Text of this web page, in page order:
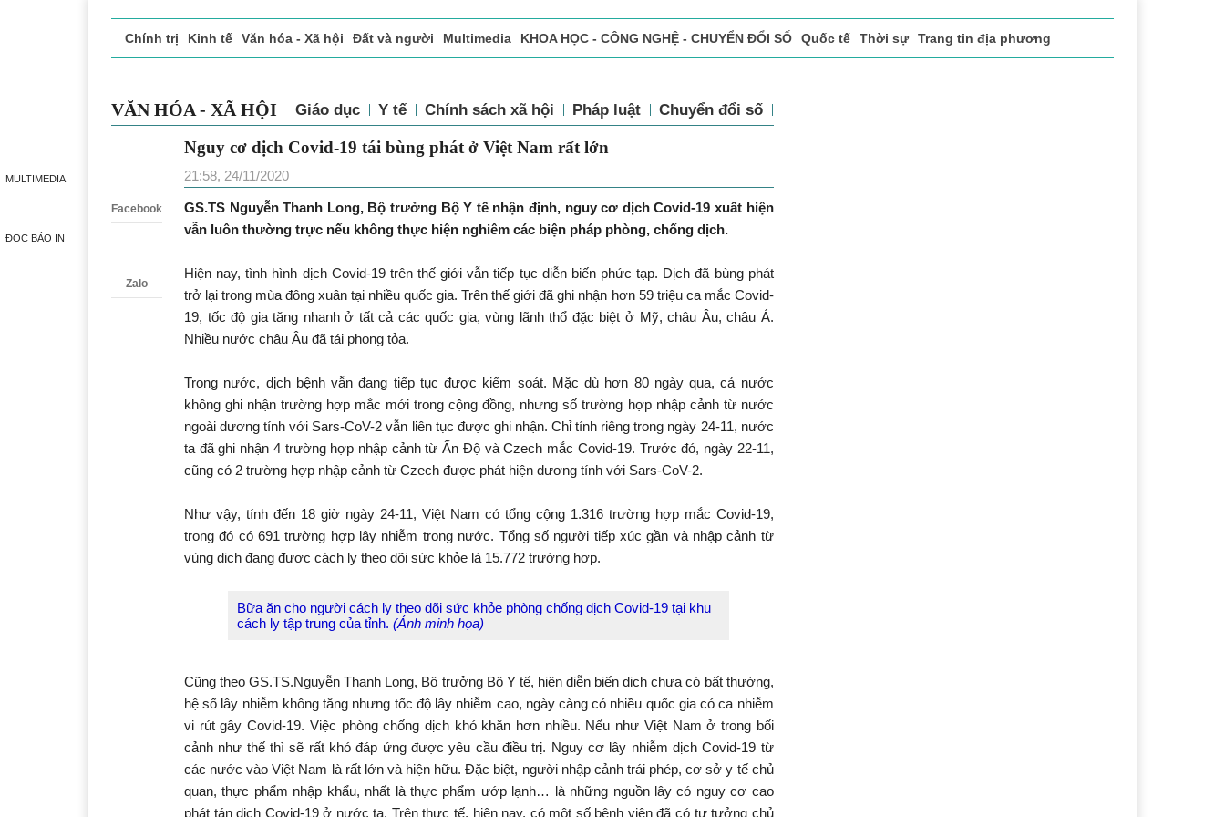
MULTIMEDIA
ĐỌC BÁO IN
Chính trị Kinh tế Văn hóa - Xã hội Đất và người Multimedia KHOA HỌC - CÔNG NGHỆ - CHUYỂN ĐỔI SỐ Quốc tế Thời sự Trang tin địa phương
VĂN HÓA - XÃ HỘI Giáo dục Y tế Chính sách xã hội Pháp luật Chuyển đổi số
Facebook
Zalo
Nguy cơ dịch Covid-19 tái bùng phát ở Việt Nam rất lớn
21:58, 24/11/2020
GS.TS Nguyễn Thanh Long, Bộ trưởng Bộ Y tế nhận định, nguy cơ dịch Covid-19 xuất hiện
vẫn luôn thường trực nếu không thực hiện nghiêm các biện pháp phòng, chống dịch.
Hiện nay, tình hình dịch Covid-19 trên thế giới vẫn tiếp tục diễn biến phức tạp. Dịch đã bùng phát
trở lại trong mùa đông xuân tại nhiều quốc gia. Trên thế giới đã ghi nhận hơn 59 triệu ca mắc Covid-
19, tốc độ gia tăng nhanh ở tất cả các quốc gia, vùng lãnh thổ đặc biệt ở Mỹ, châu Âu, châu Á.
Nhiều nước châu Âu đã tái phong tỏa.
Trong nước, dịch bệnh vẫn đang tiếp tục được kiểm soát. Mặc dù hơn 80 ngày qua, cả nước
không ghi nhận trường hợp mắc mới trong cộng đồng, nhưng số trường hợp nhập cảnh từ nước
ngoài dương tính với Sars-CoV-2 vẫn liên tục được ghi nhận. Chỉ tính riêng trong ngày 24-11, nước
ta đã ghi nhận 4 trường hợp nhập cảnh từ Ấn Độ và Czech mắc Covid-19. Trước đó, ngày 22-11,
cũng có 2 trường hợp nhập cảnh từ Czech được phát hiện dương tính với Sars-CoV-2.
Như vậy, tính đến 18 giờ ngày 24-11, Việt Nam có tổng cộng 1.316 trường hợp mắc Covid-19,
trong đó có 691 trường hợp lây nhiễm trong nước. Tổng số người tiếp xúc gần và nhập cảnh từ
vùng dịch đang được cách ly theo dõi sức khỏe là 15.772 trường hợp.
Bữa ăn cho người cách ly theo dõi sức khỏe phòng chống dịch Covid-19 tại khu
cách ly tập trung của tỉnh.(Ảnh minh họa)
Cũng theo GS.TS.Nguyễn Thanh Long, Bộ trưởng Bộ Y tế, hiện diễn biến dịch chưa có bất thường,
hệ số lây nhiễm không tăng nhưng tốc độ lây nhiễm cao, ngày càng có nhiều quốc gia có ca nhiễm
vi rút gây Covid-19. Việc phòng chống dịch khó khăn hơn nhiều. Nếu như Việt Nam ở trong bối
cảnh như thế thì sẽ rất khó đáp ứng được yêu cầu điều trị. Nguy cơ lây nhiễm dịch Covid-19 từ
các nước vào Việt Nam là rất lớn và hiện hữu. Đặc biệt, người nhập cảnh trái phép, cơ sở y tế chủ
quan, thực phẩm nhập khẩu, nhất là thực phẩm ướp lạnh… là những nguồn lây có nguy cơ cao
phát tán dịch Covid-19 ở nước ta. Trên thực tế, hiện nay, có một số bệnh viện đã có tư tưởng chủ